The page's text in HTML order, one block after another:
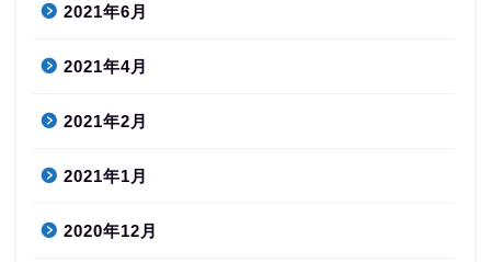
2021年6月
2021年4月
2021年2月
2021年1月
2020年12月